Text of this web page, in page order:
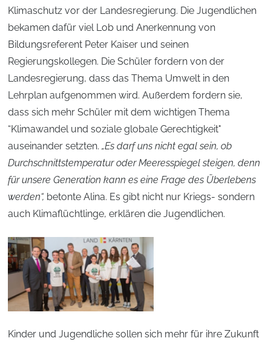
Klimaschutz vor der Landesregierung. Die Jugendlichen
bekamen dafür viel Lob und Anerkennung von
Bildungsreferent Peter Kaiser und seinen
Regierungskollegen. Die Schüler fordern von der
Landesregierung, dass das Thema Umwelt in den
Lehrplan aufgenommen wird. Außerdem fordern sie,
dass sich mehr Schüler mit dem wichtigen Thema
“Klimawandel und soziale globale Gerechtigkeit"
auseinander setzten. „Es darf uns nicht egal sein, ob
Durchschnittstemperatur oder Meeresspiegel steigen, denn
für unsere Generation kann es eine Frage des Überlebens
werden“, betonte Alina. Es gibt nicht nur Kriegs- sondern
auch Klimaflüchtlinge, erklären die Jugendlichen.
Kinder und Jugendliche sollen sich mehr für ihre Zukunft